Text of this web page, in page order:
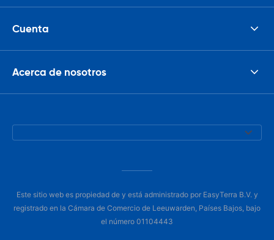
Cuenta
Acerca de nosotros
Este sitio web es propiedad de y está administrado por EasyTerra B.V. y
registrado en la Cámara de Comercio de Leeuwarden, Países Bajos, bajo
el número 01104443